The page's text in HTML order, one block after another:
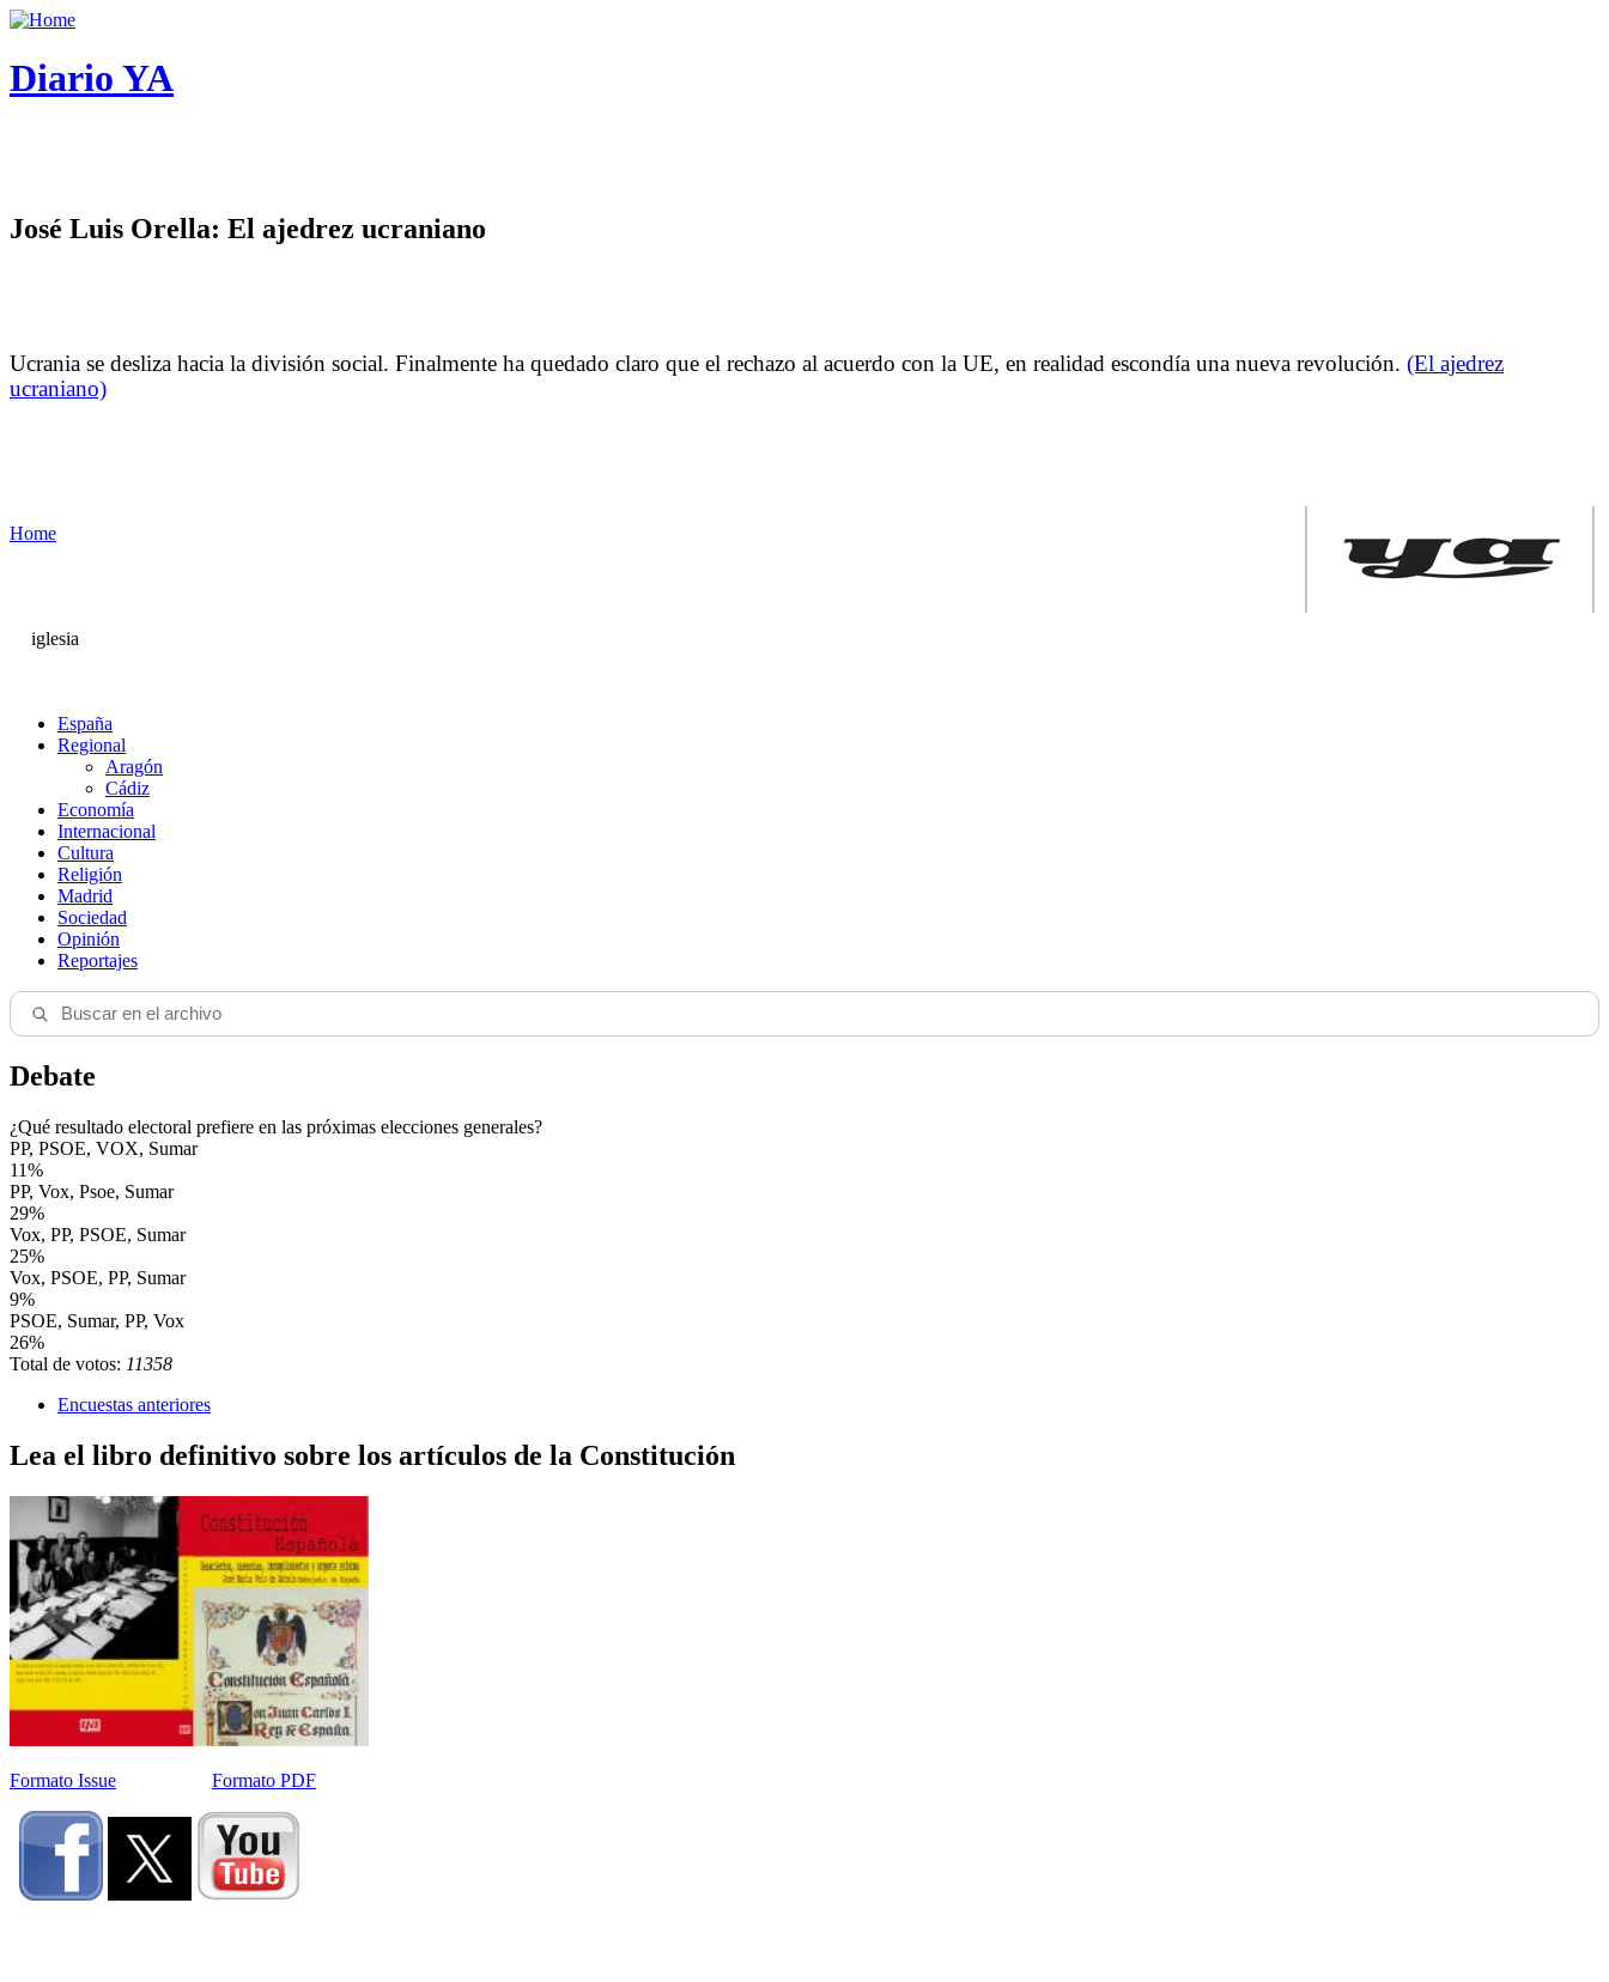
Diario YA
José Luis Orella: El ajedrez ucraniano
Ucrania se desliza hacia la división social. Finalmente ha quedado claro que el rechazo al acuerdo con la UE, en realidad escondía una nueva revolución. (El ajedrez
ucraniano)
Home
iglesia
España
Regional
Aragón
Cádiz
Economía
Internacional
Cultura
Religión
Madrid
Sociedad
Opinión
Reportajes
Debate
¿Qué resultado electoral prefiere en las próximas elecciones generales?
PP, PSOE, VOX, Sumar
11%
PP, Vox, Psoe, Sumar
29%
Vox, PP, PSOE, Sumar
25%
Vox, PSOE, PP, Sumar
9%
PSOE, Sumar, PP, Vox
26%
Total de votos: 11358
Encuestas anteriores
Lea el libro definitivo sobre los artículos de la Constitución
Formato Issue Formato PDF